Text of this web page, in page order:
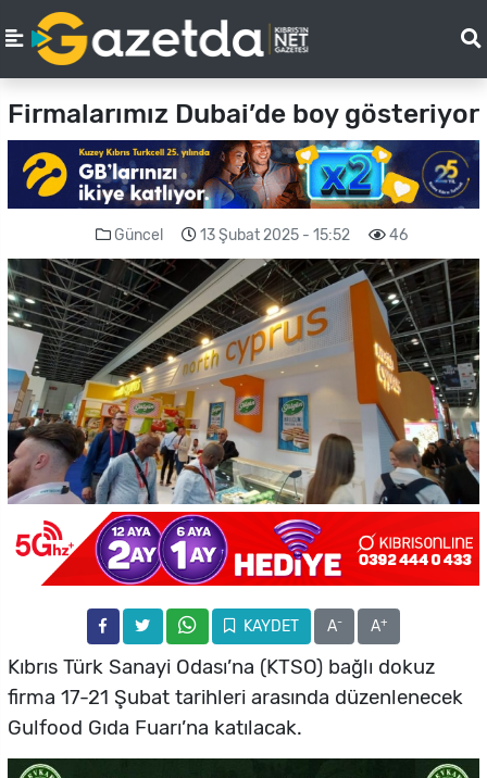
Firmalarımız Dubai’de boy gösteriyor
Güncel 13 Şubat 2025 - 15:52 46
KAYDET A- A+
Kıbrıs Türk Sanayi Odası’na (KTSO) bağlı dokuz
firma 17-21 Şubat tarihleri arasında düzenlenecek
Gulfood Gıda Fuarı’na katılacak.